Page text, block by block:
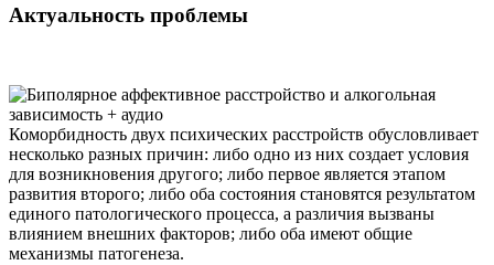
Актуальность проблемы
Коморбидность двух психических расстройств обусловливает
несколько разных причин: либо одно из них создает условия
для возникновения другого; либо первое является этапом
развития второго; либо оба состояния становятся результатом
единого патологического процесса, а различия вызваны
влиянием внешних факторов; либо оба имеют общие
механизмы патогенеза.